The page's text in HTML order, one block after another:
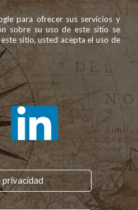
para ofrecer sus servicios y
sobre su uso de este sitio se
sitio, usted acepta el uso de